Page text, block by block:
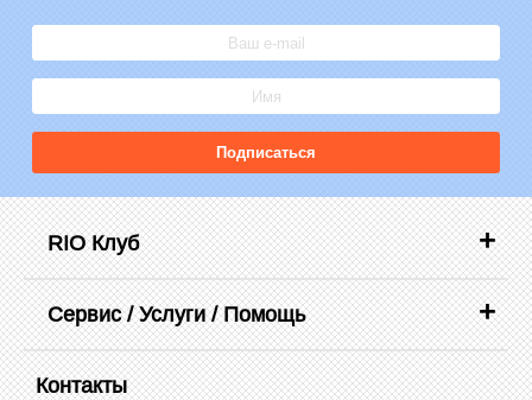
Подписаться
RIO Клуб
Сервис / Услуги / Помощь
Контакты